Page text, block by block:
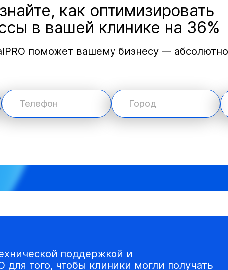
как оптимизировать
в вашей клинике на 36%
поможет вашему бизнесу — абсолютно
поддержкой и
для того, чтобы клиники могли получать